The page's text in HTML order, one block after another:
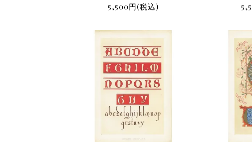
5,500円(税込)